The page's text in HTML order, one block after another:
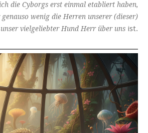
die Cyborgs erst einmal etabliert haben,
wenig die Herren unserer (dieser)
unser vielgeliebter Hund Herr über uns ist.